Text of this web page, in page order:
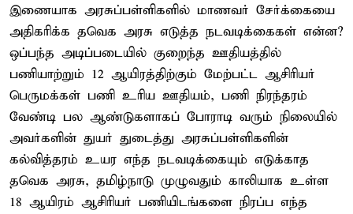
இணையாக அரசுப்பள்ளிகளில் மாணவர் சேர்க்கையை
அதிகரிக்க தவெக அரசு எடுத்த நடவடிக்கைகள் என்ன?
ஒப்பந்த அடிப்படையில் குறைந்த ஊதியத்தில்
பணியாற்றும் 12 ஆயிரத்திற்கும் மேற்பட்ட ஆசிரியர்
பெருமக்கள் பணி உரிய ஊதியம், பணி நிரந்தரம்
வேண்டி பல ஆண்டுகளாகப் போராடி வரும் நிலையில்
அவர்களின் துயர் துடைத்து அரசுப்பள்ளிகளின்
கல்வித்தரம் உயர எந்த நடவடிக்கையும் எடுக்காத
தவெக அரசு, தமிழ்நாடு முழுவதும் காலியாக உள்ள
18 ஆயிரம் ஆசிரியர் பணியிடங்களை நிரப்ப எந்த